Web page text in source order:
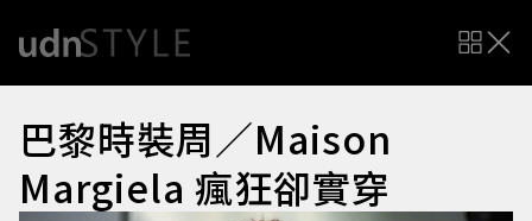
巴黎時裝周／Maison
Margiela 瘋狂卻實穿